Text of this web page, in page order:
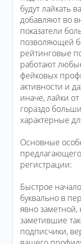
будут лайкать
добавляют во
показатели
позволяющей
рейтинговые
работают
фейковых
активности и
иначе, лайки
гораздо
характерные
Основные
регистрации:
Быстрое
буквально в
явно заметной,
заметившие
подписчики,